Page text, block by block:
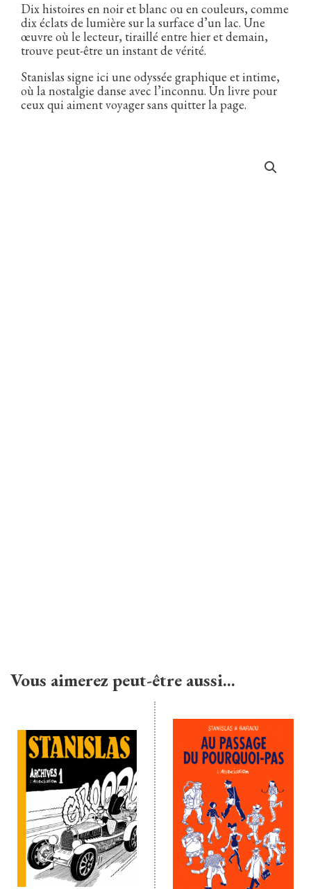
Dix histoires en noir et blanc ou en couleurs, comme
dix éclats de lumière sur la surface d’un lac. Une
œuvre où le lecteur, tiraillé entre hier et demain,
trouve peut-être un instant de vérité.
Stanislas signe ici une odyssée graphique et intime,
où la nostalgie danse avec l’inconnu. Un livre pour
ceux qui aiment voyager sans quitter la page.
Vous aimerez peut-être aussi…